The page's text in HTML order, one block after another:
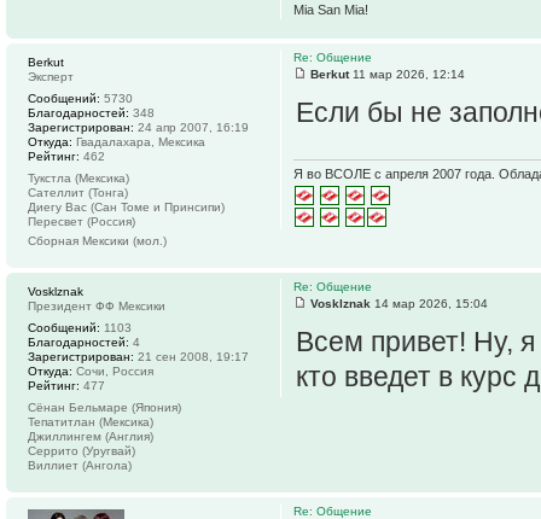
Mia San Mia!
Re: Общение
Berkut11 мар 2026, 12:14
Если бы не
Я во ВСОЛЕ с апреля 2007 года.
Berkut
Эксперт
Сообщений: 5730
Благодарностей: 348
Зарегистрирован: 24 апр 2007, 16:19
Откуда: Гвадалахара, Мексика
Рейтинг: 462
Тукстла (Мексика)
Сателлит (Тонга)
Диегу Вас (Сан Томе и Принсипи)
Пересвет (Россия)
Сборная Мексики (мол.)
Re: Общение
Vosklznak 14 мар 2026, 15:04
Всем привет! Ну,
кто введет в курс
Vosklznak
Президент ФФ Мексики
Сообщений: 1103
Благодарностей: 4
Зарегистрирован: 21 сен 2008, 19:17
Откуда: Сочи, Россия
Рейтинг: 477
Сёнан Бельмаре (Япония)
Тепатитлан (Мексика)
Джиллингем (Англия)
Серрито (Уругвай)
Виллиет (Ангола)
Re: Общение